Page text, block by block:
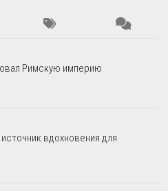
Римскую империю
вдохновения для